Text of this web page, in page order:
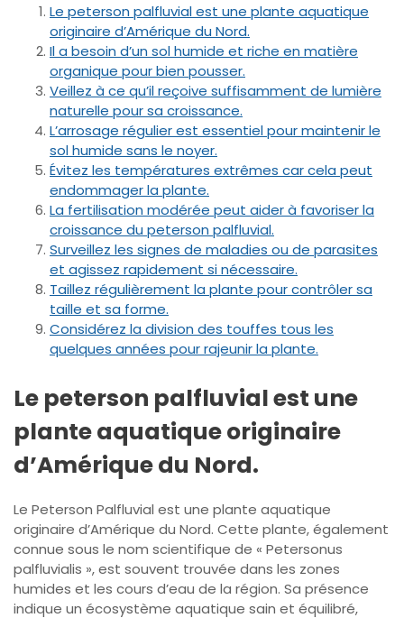
Le peterson palfluvial est une plante aquatique
originaire d’Amérique du Nord.
Il a besoin d’un sol humide et riche en matière
organique pour bien pousser.
Veillez à ce qu’il reçoive suffisamment de lumière
naturelle pour sa croissance.
L’arrosage régulier est essentiel pour maintenir le
sol humide sans le noyer.
Évitez les températures extrêmes car cela peut
endommager la plante.
La fertilisation modérée peut aider à favoriser la
croissance du peterson palfluvial.
Surveillez les signes de maladies ou de parasites
et agissez rapidement si nécessaire.
Taillez régulièrement la plante pour contrôler sa
taille et sa forme.
Considérez la division des touffes tous les
quelques années pour rajeunir la plante.
Le peterson palfluvial est une
plante aquatique originaire
d’Amérique du Nord.
Le Peterson Palfluvial est une plante aquatique
originaire d’Amérique du Nord. Cette plante, également
connue sous le nom scientifique de « Petersonus
palfluvialis », est souvent trouvée dans les zones
humides et les cours d’eau de la région. Sa présence
indique un écosystème aquatique sain et équilibré,